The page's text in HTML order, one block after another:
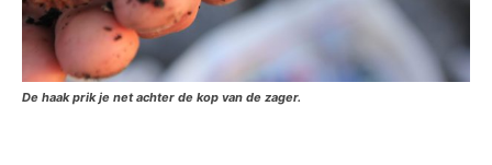
De haak prik je net achter de kop van de zager.